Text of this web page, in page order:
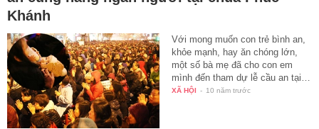
Khánh
Với mong muốn con trẻ bình an,
khỏe mạnh, hay ăn chóng lớn,
một số bà mẹ đã cho con em
mình đến tham dự lễ cầu an tại…
XÃ HỘI - 10 năm trước